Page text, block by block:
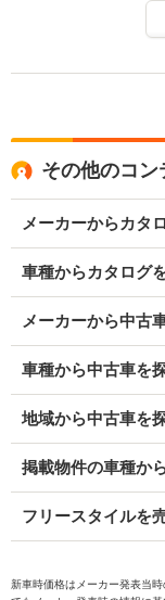
その他のコン
メーカーからカタ
車種からカタログ
メーカーから中古
車種から中古車を
地域から中古車を
掲載物件の車種か
フリースタイルを
新車時価格はメーカー発表当